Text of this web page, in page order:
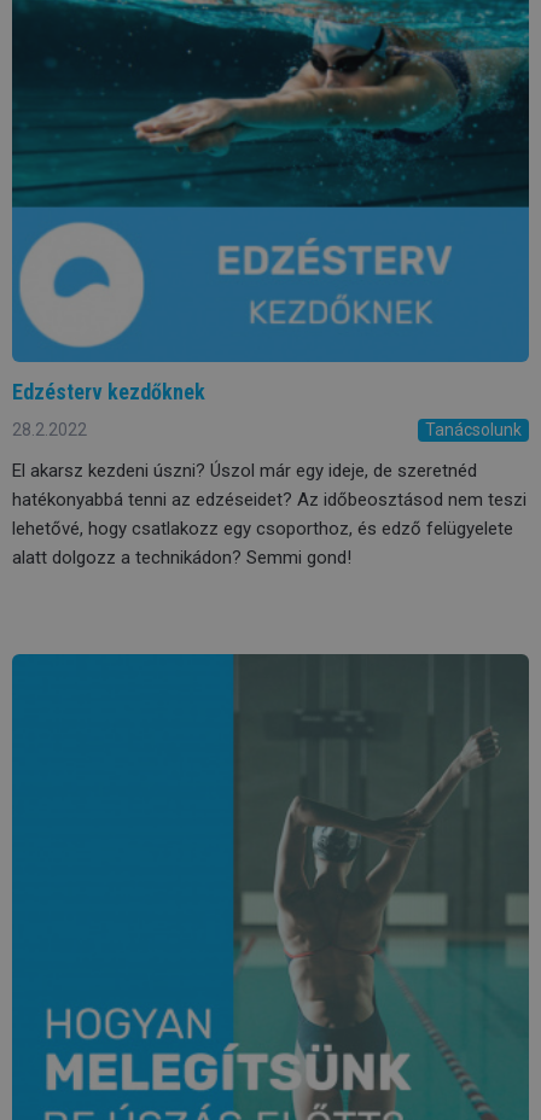
Edzésterv kezdőknek
28.2.2022 Tanácsolunk
El akarsz kezdeni úszni? Úszol már egy ideje, de szeretnéd
hatékonyabbá tenni az edzéseidet? Az időbeosztásod nem teszi
lehetővé, hogy csatlakozz egy csoporthoz, és edző felügyelete
alatt dolgozz a technikádon? Semmi gond!